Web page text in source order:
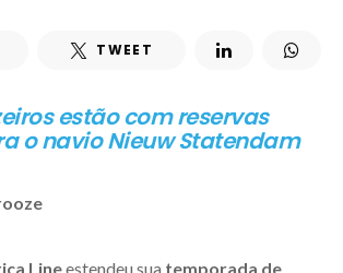
TWEET
estão com reservas
o navio Nieuw Statendam
Lineestendeu sua temporada de